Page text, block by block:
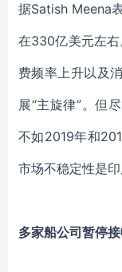
据Satish Meena
在330亿美元左
费频率上升以及
展“主旋律”。但
不如2019年和
市场不稳定性是印
多家船公司暂停